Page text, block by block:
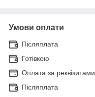
Умови оплати
Післяплата
Готівкою
Оплата за реквізитами
Післяплата